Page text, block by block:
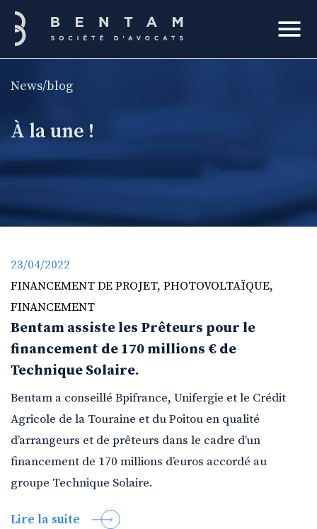
Bentam
News/blog
À la une !
23/04/2022
FINANCEMENT DE PROJET, PHOTOVOLTAÏQUE,
FINANCEMENT
Bentam assiste les Prêteurs pour le
financement de 170 millions € de
Technique Solaire.
Bentam a conseillé Bpifrance, Unifergie et le Crédit
Agricole de la Touraine et du Poitou en qualité
d’arrangeurs et de prêteurs dans le cadre d’un
financement de 170 millions d’euros accordé au
groupe Technique Solaire.
Lire la suite